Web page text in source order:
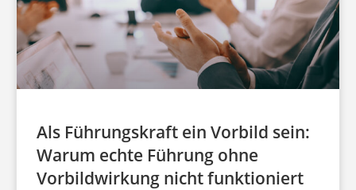
Als Führungskraft ein Vorbild sein:
Warum echte Führung ohne
Vorbildwirkung nicht funktioniert